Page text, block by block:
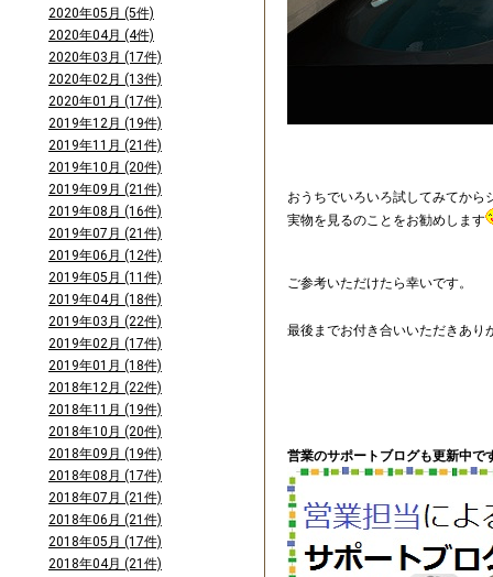
おうちでいろいろ試してみてから
実物を見るのことをお勧めします
ご参考いただけたら幸いです。
最後までお付き合いいただきあり
営業のサポートブログも更新中で
2020年05月 (5件)
2020年04月 (4件)
2020年03月 (17件)
2020年02月 (13件)
2020年01月 (17件)
2019年12月 (19件)
2019年11月 (21件)
2019年10月 (20件)
2019年09月 (21件)
2019年08月 (16件)
2019年07月 (21件)
2019年06月 (12件)
2019年05月 (11件)
2019年04月 (18件)
2019年03月 (22件)
2019年02月 (17件)
2019年01月 (18件)
2018年12月 (22件)
2018年11月 (19件)
2018年10月 (20件)
2018年09月 (19件)
2018年08月 (17件)
2018年07月 (21件)
2018年06月 (21件)
2018年05月 (17件)
2018年04月 (21件)